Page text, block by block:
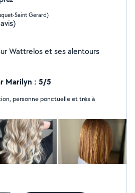
Saint Gerard)
Wattrelos et ses alentours
Marilyn : 5/5
personne ponctuelle et très à